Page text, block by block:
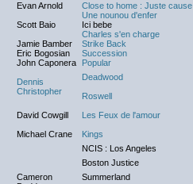
Evan Arnold
Close to home : Juste cause
Scott Baio
Une nounou d'enfer
Ici bebe
Charles s'en charge
Jamie Bamber
Strike Back
Eric Bogosian
Succession
John Caponera
Popular
Dennis
Christopher
Deadwood
Roswell
David Cowgill
Les Feux de l'amour
Michael Crane
Kings
Cameron
NCIS : Los Angeles
Boston Justice
Summerland